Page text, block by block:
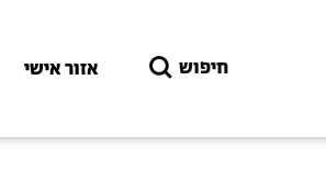
חיפוש אזור אישי